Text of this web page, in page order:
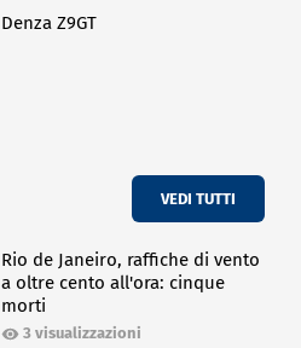
Denza Z9GT
VEDI TUTTI
Rio de Janeiro, raffiche di vento
a oltre cento all'ora: cinque
morti
3 visualizzazioni